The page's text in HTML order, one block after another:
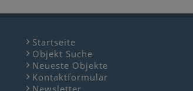
Startseite
Objekt Suche
Neueste Objekte
Kontaktformular
Newsletter